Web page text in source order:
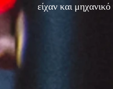
είχαν και